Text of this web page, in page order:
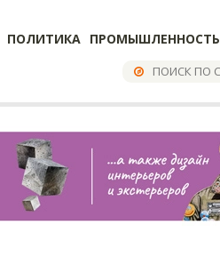
ПОЛИТИКА ПРОМЫШЛЕННОСТЬ